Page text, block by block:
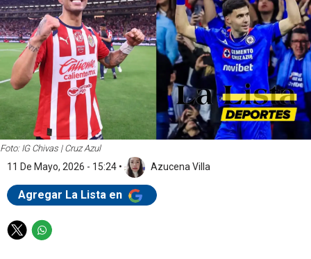
Foto: IG Chivas | Cruz Azul
11 De Mayo, 2026 - 15:24 • Azucena Villa
Agregar La Lista en
T
W